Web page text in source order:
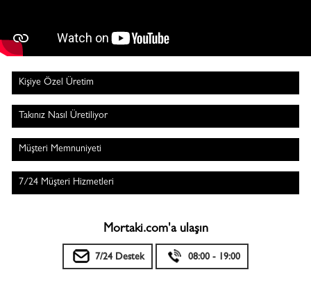
Kişiye Özel Üretim
Takınız Nasıl Üretiliyor
Müşteri Memnuniyeti
7/24 Müşteri Hizmetleri
Mortaki.com'a ulaşın
7/24 Destek 08:00 - 19:00